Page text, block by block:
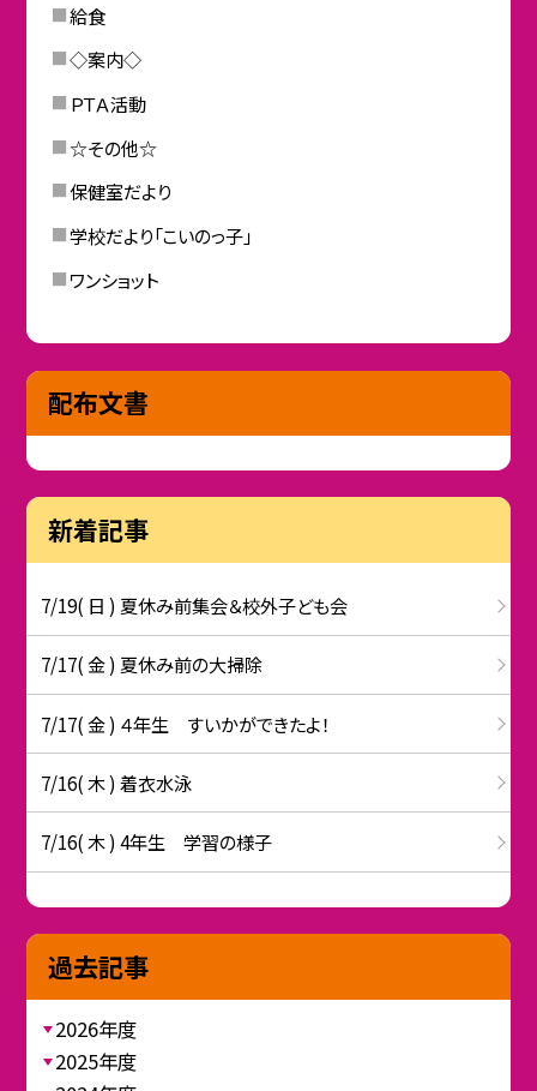
給食
◇案内◇
ＰＴＡ活動
☆その他☆
保健室だより
学校だより「こいのっ子」
ワンショット
配布文書
新着記事
7/19( 日 ) 夏休み前集会＆校外子ども会
7/17( 金 ) 夏休み前の大掃除
7/17( 金 ) ４年生 すいかができたよ！
7/16( 木 ) 着衣水泳
7/16( 木 ) 4年生 学習の様子
過去記事
2026年度
2025年度